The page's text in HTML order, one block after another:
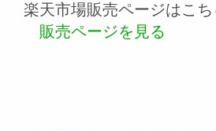
楽天市場販売ページはこ
販売ページを見る